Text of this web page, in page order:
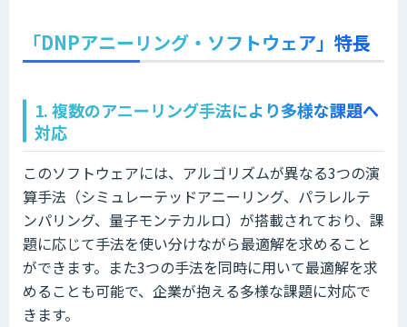
「DNPアニーリング・ソフトウェア」特長
1. 複数のアニーリング手法により多様な課題へ
対応
このソフトウェアには、アルゴリズムが異なる3つの演
算手法（シミュレーテッドアニーリング、パラレルテ
ンパリング、量子モンテカルロ）が搭載されており、課
題に応じて手法を使い分けながら最適解を求めること
ができます。また3つの手法を同時に用いて最適解を求
めることも可能で、企業が抱える多様な課題に対応で
きます。